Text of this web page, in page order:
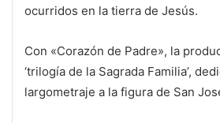
ocurridos en la tierra de Jesús.
Con «Corazón de Padre», la
‘trilogía de la Sagrada Familia’,
largometraje a la figura de San